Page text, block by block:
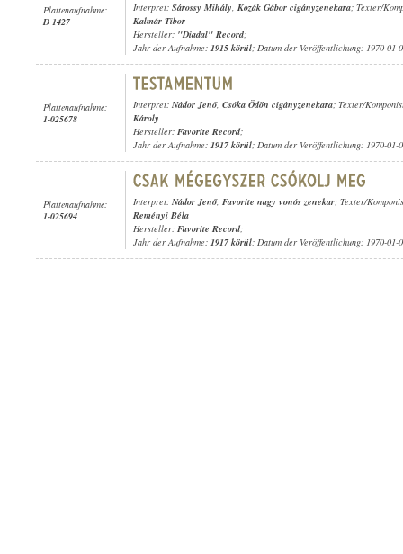
Plattenaufnahme:
D 1427
Interpret: Sárossy Mihály, Kozák Gábor cigányzenekara; Texter/
Kalmár Tibor
Hersteller: "Diadal" Record;
Jahr der Aufnahme: 1915 körül; Datum der Veröffentlichung: 1970-01-
Plattenaufnahme:
1-025678
Interpret: Nádor Jenő, Csóka Ödön cigányzenekara; Texter/
Károly
Hersteller: Favorite Record;
Jahr der Aufnahme: 1917 körül; Datum der Veröffentlichung: 1970-01-
Plattenaufnahme:
1-025694
Interpret: Nádor Jenő, Favorite nagy vonós zenekar; Texter/
Reményi Béla
Hersteller: Favorite Record;
Jahr der Aufnahme: 1917 körül; Datum der Veröffentlichung: 1970-01-